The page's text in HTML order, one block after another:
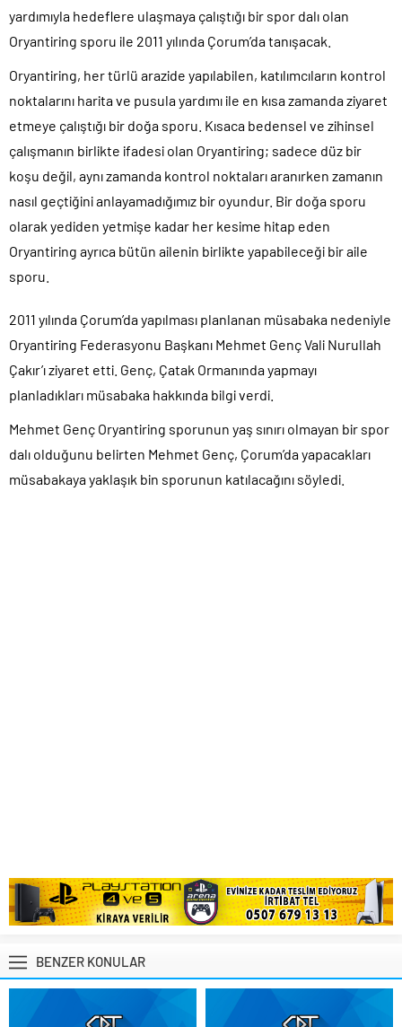
yardımıyla hedeflere ulaşmaya çalıştığı bir spor dalı olan
Oryantiring sporu ile 2011 yılında Çorum’da tanışacak.
Oryantiring, her türlü arazide yapılabilen, katılımcıların kontrol
noktalarını harita ve pusula yardımı ile en kısa zamanda ziyaret
etmeye çalıştığı bir doğa sporu. Kısaca bedensel ve zihinsel
çalışmanın birlikte ifadesi olan Oryantiring; sadece düz bir
koşu değil, aynı zamanda kontrol noktaları aranırken zamanın
nasıl geçtiğini anlayamadığımız bir oyundur. Bir doğa sporu
olarak yediden yetmişe kadar her kesime hitap eden
Oryantiring ayrıca bütün ailenin birlikte yapabileceği bir aile
sporu.
2011 yılında Çorum’da yapılması planlanan müsabaka nedeniyle
Oryantiring Federasyonu Başkanı Mehmet Genç Vali Nurullah
Çakır’ı ziyaret etti. Genç, Çatak Ormanında yapmayı
planladıkları müsabaka hakkında bilgi verdi.
Mehmet Genç Oryantiring sporunun yaş sınırı olmayan bir spor
dalı olduğunu belirten Mehmet Genç, Çorum’da yapacakları
müsabakaya yaklaşık bin sporunun katılacağını söyledi.
BENZER KONULAR